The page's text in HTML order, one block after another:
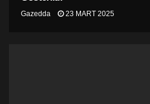
Gazedda 23 MART 2025